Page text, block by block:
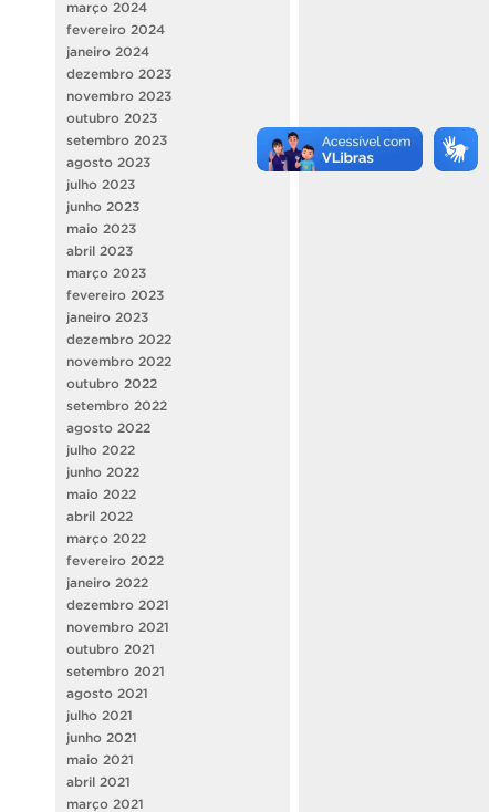
março 2024
fevereiro 2024
janeiro 2024
dezembro 2023
novembro 2023
outubro 2023
setembro 2023
agosto 2023
julho 2023
junho 2023
maio 2023
abril 2023
março 2023
fevereiro 2023
janeiro 2023
dezembro 2022
novembro 2022
outubro 2022
setembro 2022
agosto 2022
julho 2022
junho 2022
maio 2022
abril 2022
março 2022
fevereiro 2022
janeiro 2022
dezembro 2021
novembro 2021
outubro 2021
setembro 2021
agosto 2021
julho 2021
junho 2021
maio 2021
abril 2021
março 2021